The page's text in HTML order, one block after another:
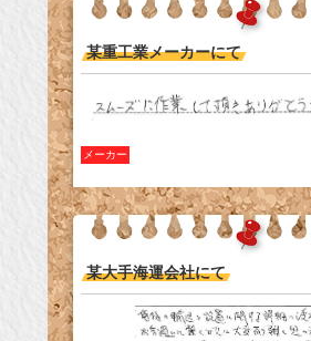
某重工業メーカーにて
メーカー
某大手海運会社にて